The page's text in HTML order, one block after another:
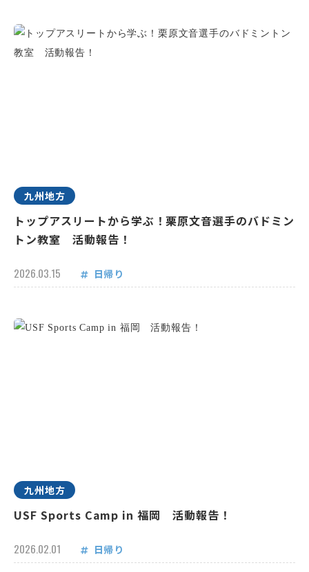
九州地方
トップアスリートから学ぶ！栗原文音選手のバドミン
トン教室 活動報告！
2026.03.15 日帰り
九州地方
USF Sports Camp in 福岡 活動報告！
2026.02.01 日帰り